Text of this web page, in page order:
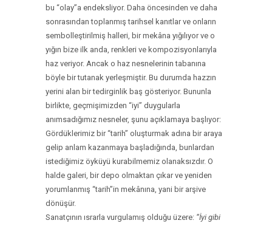
bu “olay”a endeksliyor. Daha öncesinden ve daha
sonrasından toplanmış tarihsel kanıtlar ve onların
sembolleştirilmiş halleri, bir mekâna yığılıyor ve o
yığın bize ilk anda, renkleri ve kompozisyonlarıyla
haz veriyor. Ancak o haz nesnelerinin tabanına
böyle bir tutanak yerleşmiştir. Bu durumda hazzın
yerini alan bir tedirginlik baş gösteriyor. Bununla
birlikte, geçmişimizden “iyi” duygularla
anımsadığımız nesneler, şunu açıklamaya başlıyor:
Gördüklerimiz bir “tarih” oluşturmak adına bir araya
gelip anlam kazanmaya başladığında, bunlardan
istediğimiz öyküyü kurabilmemiz olanaksızdır. O
halde galeri, bir depo olmaktan çıkar ve yeniden
yorumlanmış “tarih”in mekânına, yani bir arşive
dönüşür.
Sanatçının ısrarla vurgulamış olduğu üzere: “İyi gibi